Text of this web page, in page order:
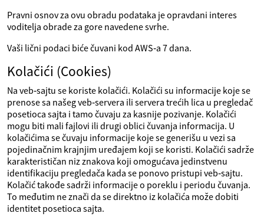
Pravni osnov za ovu obradu podataka je opravdani interes
voditelja obrade za gore navedene svrhe.
Vaši lični podaci biće čuvani kod AWS‑a 7 dana.
Kolačići (Cookies)
Na veb‑sajtu se koriste kolačići. Kolačići su informacije koje se
prenose sa našeg veb‑servera ili servera trećih lica u pregledač
posetioca sajta i tamo čuvaju za kasnije pozivanje. Kolačići
mogu biti mali fajlovi ili drugi oblici čuvanja informacija. U
kolačićima se čuvaju informacije koje se generišu u vezi sa
pojedinačnim krajnjim uređajem koji se koristi. Kolačići sadrže
karakterističan niz znakova koji omogućava jedinstvenu
identifikaciju pregledača kada se ponovo pristupi veb‑sajtu.
Kolačić takođe sadrži informacije o poreklu i periodu čuvanja.
To međutim ne znači da se direktno iz kolačića može dobiti
identitet posetioca sajta.